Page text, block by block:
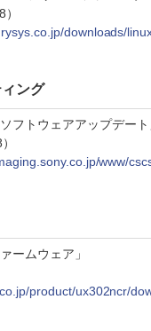
downloads/
ング
フトウェアアップデート
www/
ームウェア」
product/ux302ncr/